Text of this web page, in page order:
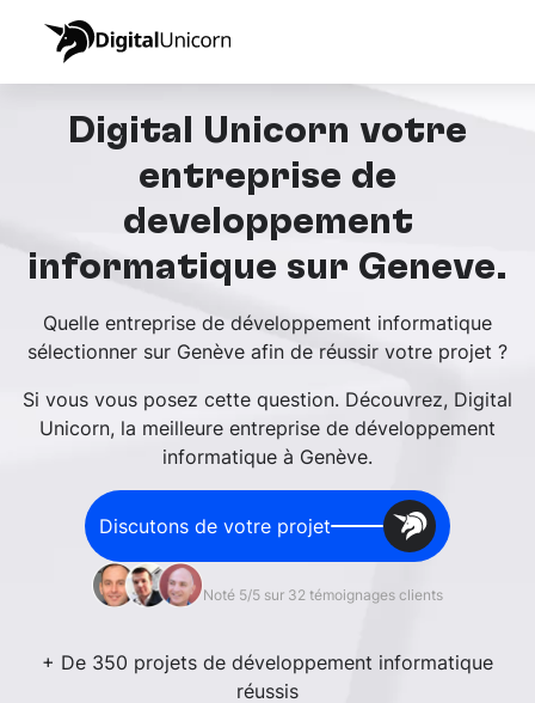
Digital Unicorn votre
entreprise de
développement
informatique sur Genève.
Quelle entreprise de développement informatique
sélectionner sur Genève afin de réussir votre projet ?
Si vous vous posez cette question. Découvrez, Digital
Unicorn, la meilleure entreprise de développement
informatique à Genève.
Discutons de votre projet
Noté 5/5 sur 32 témoignages clients
+ De 350 projets de développement informatique
réussis